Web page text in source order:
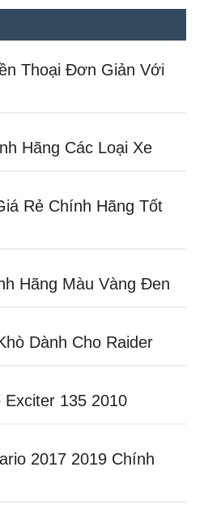
Thoại Đơn Giản Với
Hãng Các Loại Xe
Rẻ Chính Hãng Tốt
Hãng Màu Vàng Đen
Dành Cho Raider
135 2010
2017 2019 Chính